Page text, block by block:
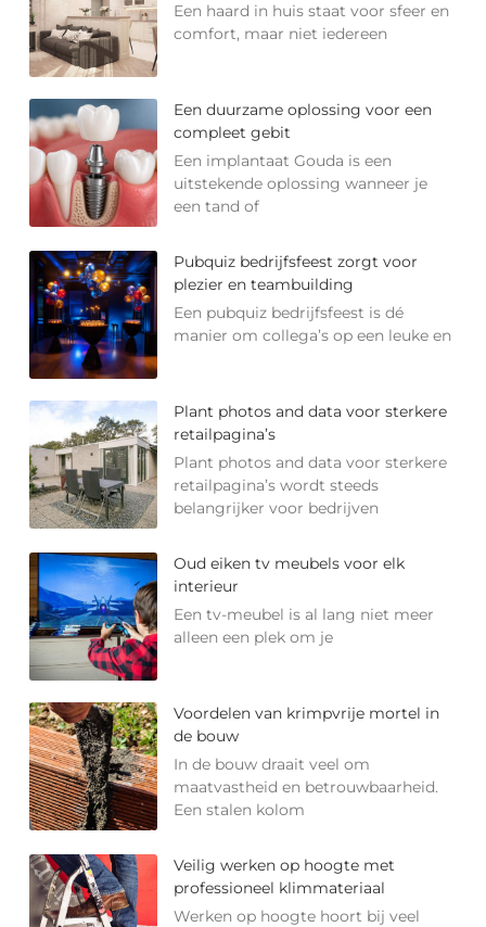
Een haard in huis staat voor sfeer en
comfort, maar niet iedereen
Een duurzame oplossing voor een
compleet gebit
Een implantaat Gouda is een
uitstekende oplossing wanneer je
een tand of
Pubquiz bedrijfsfeest zorgt voor
plezier en teambuilding
Een pubquiz bedrijfsfeest is dé
manier om collega’s op een leuke en
Plant photos and data voor sterkere
retailpagina’s
Plant photos and data voor sterkere
retailpagina’s wordt steeds
belangrijker voor bedrijven
Oud eiken tv meubels voor elk
interieur
Een tv-meubel is al lang niet meer
alleen een plek om je
Voordelen van krimpvrije mortel in
de bouw
In de bouw draait veel om
maatvastheid en betrouwbaarheid.
Een stalen kolom
Veilig werken op hoogte met
professioneel klimmateriaal
Werken op hoogte hoort bij veel